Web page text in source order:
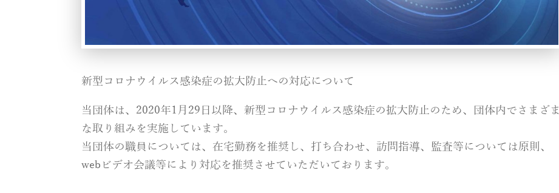
新型コロナウイルス感染症の拡大防止への対応について
当団体は、2020年1月29日以降、新型コロナウイルス感染症の拡大防止のため、団体内でさまざま
な取り組みを実施しています。
当団体の職員については、在宅勤務を推奨し、打ち合わせ、訪問指導、監査等については原則、
webビデオ会議等により対応を推奨させていただいております。